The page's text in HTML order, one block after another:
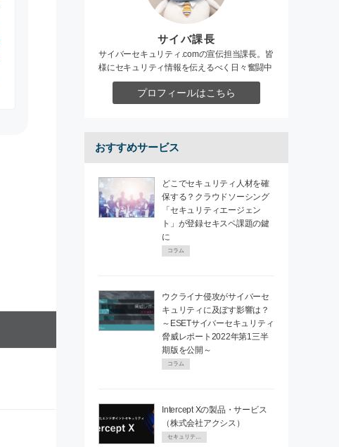
サイバ課長
サイバーセキュリティ.comの宣伝担当課長。皆
様にセキュリティ情報を伝えるべく日々奮闘中
プロフィールはこちら
おすすめサービス
どこでセキュリティ人材を確
保する？クラウドソーシング
「セキュリティエージェン
ト」が登録セキスペ課題の鍵
に
コラム
ウクライナ侵攻がサイバーセ
キュリティに及ぼす影響は？
～ESETサイバーセキュリティ
脅威レポート2022年第1三半
期版を公開～
コラム
Intercept Xの製品・サービス
（株式会社アクシス）
セキュリティPR